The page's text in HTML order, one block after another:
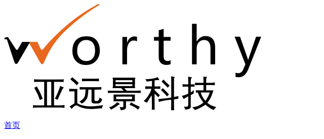
首页